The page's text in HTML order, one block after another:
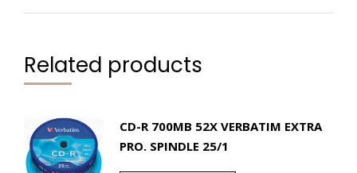
Related products
CD-R 700MB 52X VERBATIM EXTRA
PRO. SPINDLE 25/1